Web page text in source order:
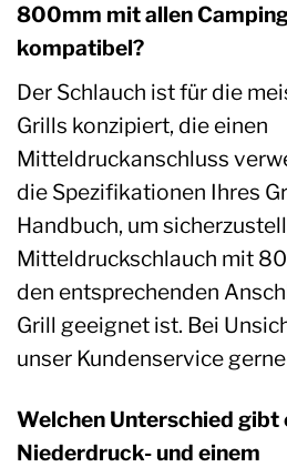
800mm mit allen
kompatibel?
Der Schlauch ist für die
Grills konzipiert, die einen
Mitteldruckanschluss
die Spezifikationen Ihres
Handbuch, um
Mitteldruckschlauch mit
den entsprechenden
Grill geeignet ist. Bei
unser Kundenservice
Welchen Unterschied gibt
Niederdruck- und einem